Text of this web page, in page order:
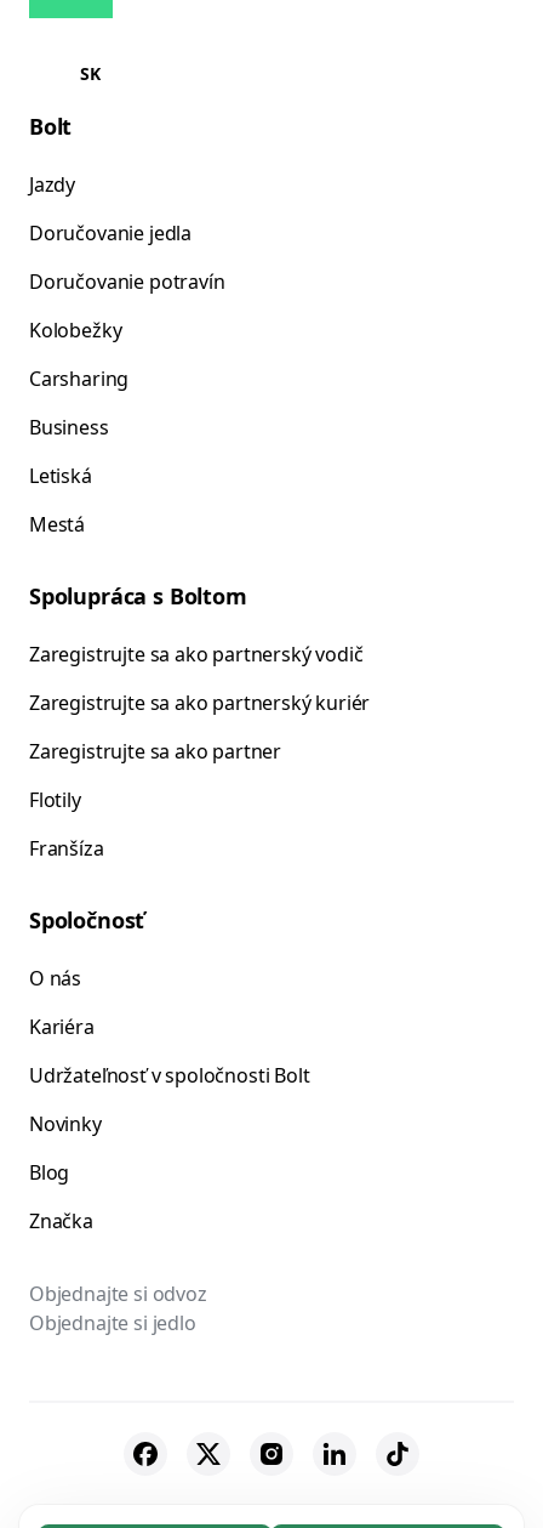
SK
Bolt
Jazdy
Doručovanie jedla
Doručovanie potravín
Kolobežky
Carsharing
Business
Letiská
Mestá
Spolupráca s Boltom
Zaregistrujte sa ako partnerský vodič
Zaregistrujte sa ako partnerský kuriér
Zaregistrujte sa ako partner
Flotily
Franšíza
Spoločnosť
O nás
Kariéra
Udržateľnosť v spoločnosti Bolt
Novinky
Blog
Značka
Objednajte si odvoz
Objednajte si jedlo
© 2026 Bolt Technology OÜ